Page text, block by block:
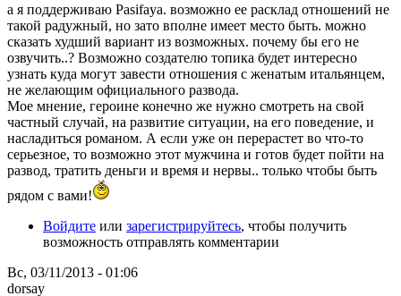
а я поддерживаю Pasifaya. возможно ее расклад отношений не
такой радужный, но зато вполне имеет место быть. можно
сказать худший вариант из возможных. почему бы его не
озвучить..? Возможно создателю топика будет интересно
узнать куда могут завести отношения с женатым итальянцем,
не желающим официального развода.
Мое мнение, героине конечно же нужно смотреть на свой
частный случай, на развитие ситуации, на его поведение, и
насладиться романом. А если уже он перерастет во что-то
серьезное, то возможно этот мужчина и готов будет пойти на
развод, тратить деньги и время и нервы.. только чтобы быть
рядом с вами!
Войдите или зарегистрируйтесь, чтобы получить
возможность отправлять комментарии
Вс, 03/11/2013 - 01:06
dorsay